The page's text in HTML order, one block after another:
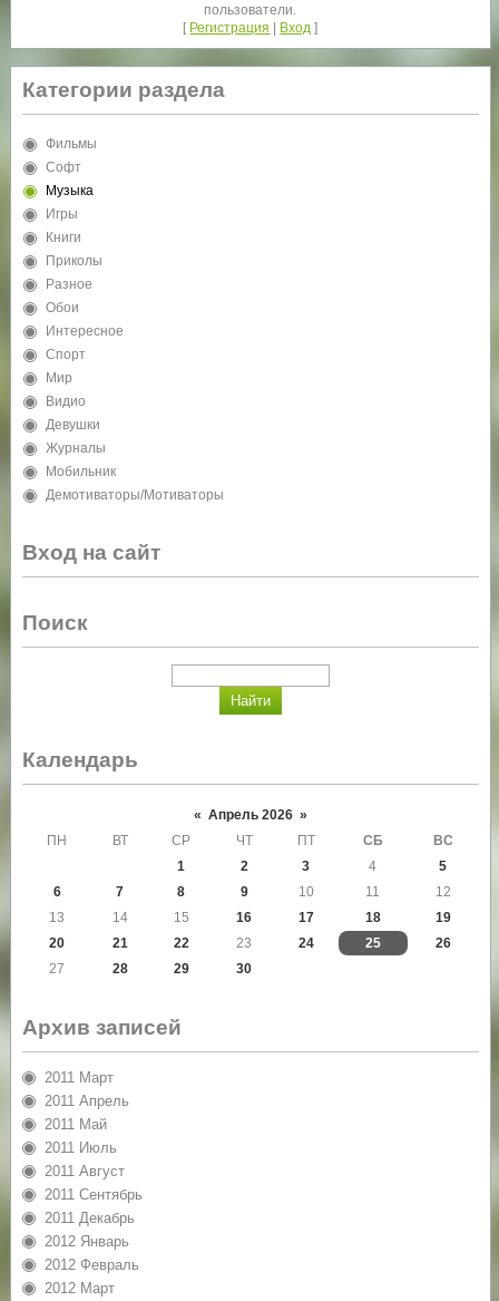
пользователи.
[ Регистрация | Вход ]
Категории раздела
Фильмы
Софт
Музыка
Игры
Книги
Приколы
Разное
Обои
Интересное
Спорт
Мир
Видио
Девушки
Журналы
Мобильник
Демотиваторы/Мотиваторы
Вход на сайт
Поиск
Календарь
« Апрель 2026 »
ПН
ВТ СР ЧТ ПТ СБ
ВС
1
2 3 4
5
6
7 8 9 10 11
12
13
14 15 16 17 18
19
20
21 22 23 24 25
26
27
28 29 30
Архив записей
2011 Март
2011 Апрель
2011 Май
2011 Июль
2011 Август
2011 Сентябрь
2011 Декабрь
2012 Январь
2012 Февраль
2012 Март